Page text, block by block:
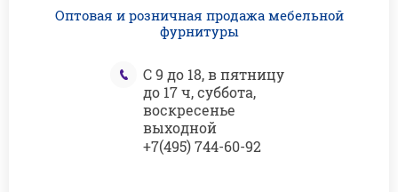
Оптовая и розничная продажа мебельной
фурнитуры
С 9 до 18, в пятницу
до 17 ч, суббота,
воскресенье
выходной
+7(495) 744-60-92